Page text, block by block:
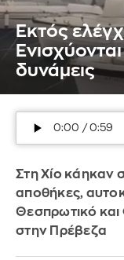
Εκτός
δυνάμεις
Στη Χίο κάηκαν
αποθήκες,
Θεσπρωτικό και
στην Πρέβεζα